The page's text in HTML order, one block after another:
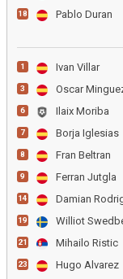
18 Pablo Duran
1 Ivan Villar
3 Oscar
6 Ilaix Moriba
7 Borja Iglesias
8 Fran Beltran
9 Ferran Jutgla
14 Damian
19 Williot
21 Mihailo Ristic
23 Hugo Alvarez